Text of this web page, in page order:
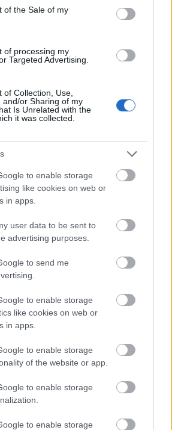
of the Sale of my
of processing my
Targeted Advertising.
of Collection, Use,
and/or Sharing of my
Is Unrelated with the
it was collected.
to enable storage
like cookies on web or
in apps.
user data to be sent to
advertising purposes.
to send me
to enable storage
like cookies on web or
in apps.
to enable storage
of the website or app.
to enable storage
to enable storage
nem, hogy egy színvonalas és
az élményszerzés és a nyaralás
tovább
a Mezőcsáti kistérségben, melynek
koncertek és programok
által szervezett
tovább